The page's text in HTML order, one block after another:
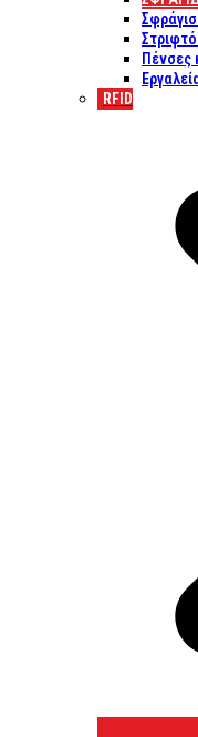
Πένσες
RFID